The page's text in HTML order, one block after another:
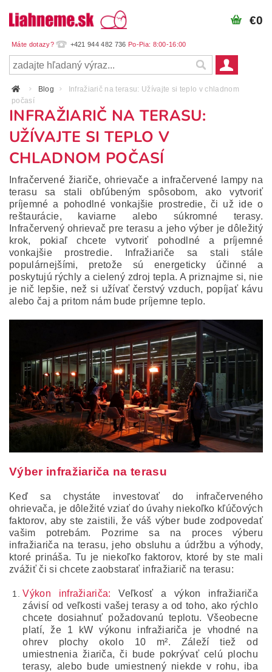
+421 944 482 736
€0
Blog
Infražiarič na terasu: Užívajte si teplo v chladnom
počasí
INFRAŽIARIČ NA TERASU:
UŽÍVAJTE SI TEPLO V
CHLADNOM POČASÍ
Infračervené žiariče, ohrievače a infračervené lampy na
terasu sa stali obľúbeným spôsobom, ako vytvoriť
príjemné a pohodlné vonkajšie prostredie, či už ide o
reštaurácie, kaviarne alebo súkromné ​​terasy.
Infračervený ohrievač pre terasu a jeho výber je dôležitý
krok, pokiaľ chcete vytvoriť pohodlné a príjemné
vonkajšie prostredie.
Infražiariče sa stali stále
populárnejšími, pretože sú energeticky účinné a
poskytujú rýchly a cielený zdroj tepla.A priznajme si, nie
je nič lepšie, než si užívať čerstvý vzduch, popíjať kávu
alebo čaj a pritom nám bude príjemne teplo.
Výber infražiariča na terasu
Keď sa chystáte investovať do infračerveného
ohrievača, je dôležité vziať do úvahy niekoľko kľúčových
faktorov, aby ste zaistili, že váš výber bude zodpovedať
vašim potrebám.
Pozrime sa na proces výberu
infražiariča na terasu, jeho obsluhu a údržbu a výhody,
ktoré prináša. Tu je niekoľko faktorov, ktoré by ste mali
zvážiť či si chcete zaobstarať infražiarič na terasu:
Výkon infražiariča:Veľkosť a výkon infražiariča
závisí od veľkosti vašej terasy a od toho, ako rýchlo
chcete dosiahnuť požadovanú teplotu.Všeobecne
platí, že 1 kW výkonu infražiariča je vhodné na
ohrev plochy okolo 10 m². Záleží tiež od
umiestnenia žiariča, či bude pokrývať celú plochu
terasy, alebo bude umiestnený niekde v rohu, iba